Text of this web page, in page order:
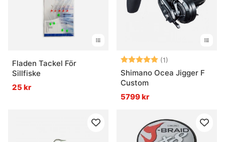
Fladen Tackel För
Sillfiske
25 kr
Betyg: (1)
Shimano Ocea Jigger F
Custom
5799 kr